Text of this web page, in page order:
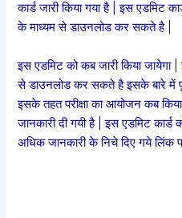
कार्ड जारी किया गया है | इस एडमिट
के माध्यम से डाउनलोड कर सकते है |
इस एडमिट को कब जारी किया जायेगा
से डाउनलोड कर सकते है इसके बारे में
इसके तहत परीक्षा का आयोजन कब
जानकारी दी गयी है | इस एडमिट
अधिक जानकारी के निचे दिए गये लिंक